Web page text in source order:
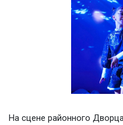
На сцене районного